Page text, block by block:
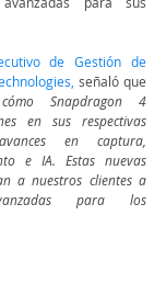
de Gestión de
Snapdragon 4
en sus respectivas
en captura,
e IA. Estas nuevas
a nuestros clientes a
para los